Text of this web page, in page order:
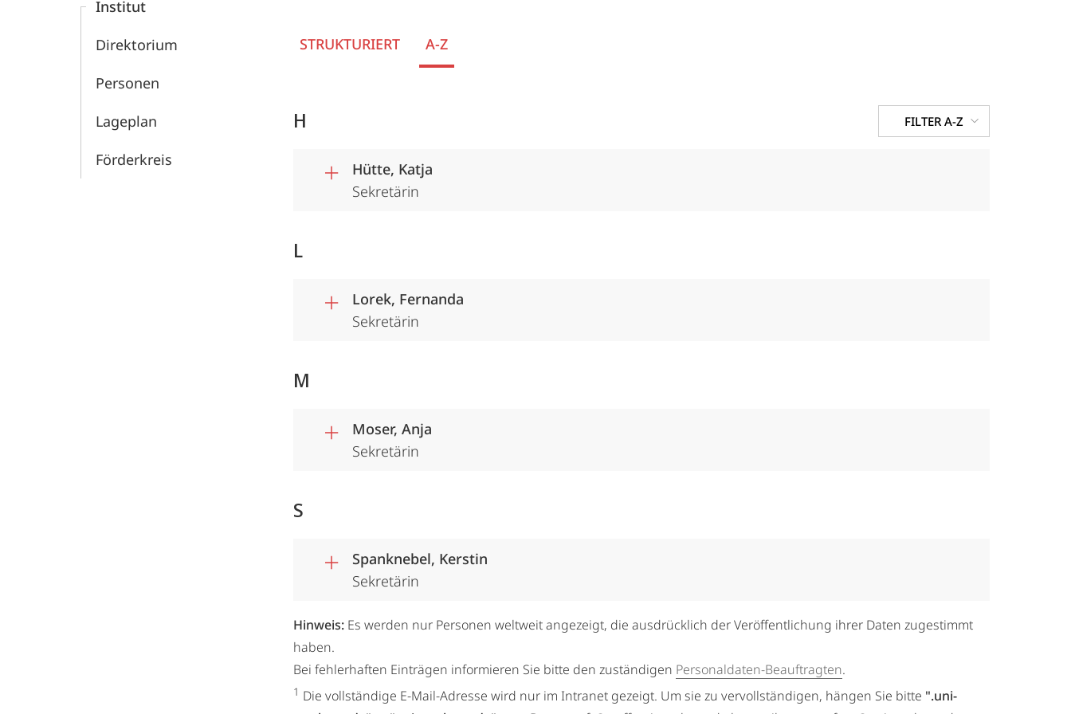
Chemie
Institut
Direktorium
Personen
Lageplan
Förderkreis
STRUKTURIERT A-Z
FILTER A-Z
H
Hütte, Katja
Sekretärin
L
Lorek, Fernanda
Sekretärin
M
Moser, Anja
Sekretärin
S
Spanknebel, Kerstin
Sekretärin
Hinweis: Es werden nur Personen weltweit angezeigt, die ausdrücklich der Veröffentlichung ihrer Daten zugestimmt
haben.
Bei fehlerhaften Einträgen informieren Sie bitte den zuständigen Personaldaten-Beauftragten.
1 Die vollständige E-Mail-Adresse wird nur im Intranet gezeigt. Um sie zu vervollständigen, hängen Sie bitte ".uni-